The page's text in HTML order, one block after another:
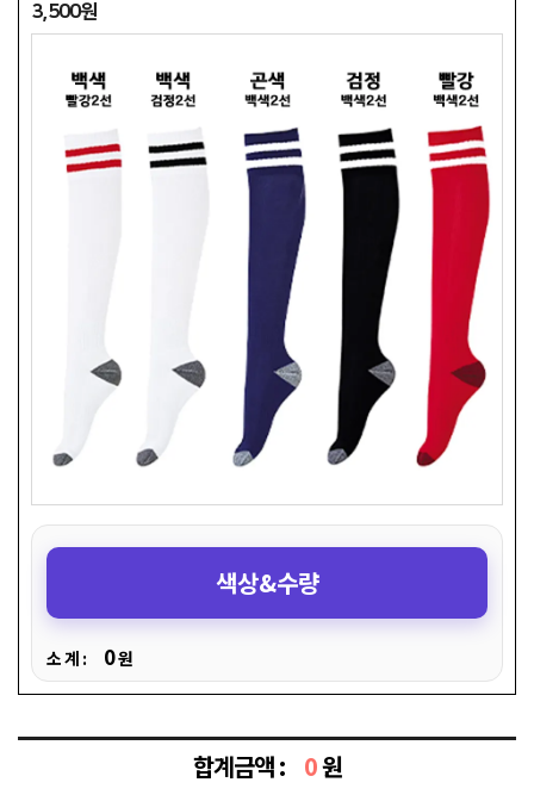
3,500원
색상&수량
소 계 : 0원
합계금액 : 0원